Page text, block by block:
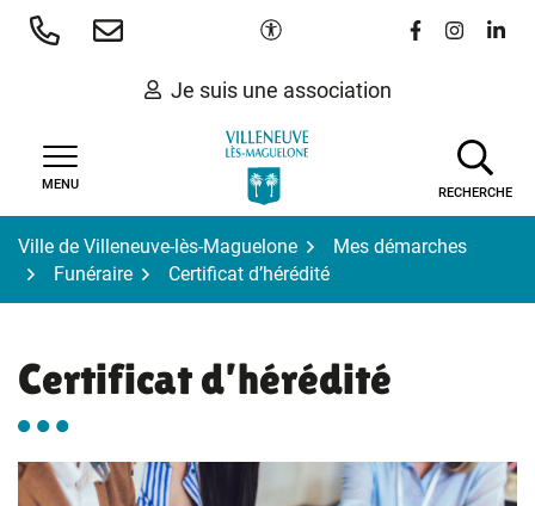
Aller
Paramètres d'accessibilité
Lien vers le
Lien vers
Lien
Je suis une association
MENU
RECHERCHE
Ville de Villeneuve-lès-Maguelone
Mes démarches
Funéraire
Certificat d’hérédité
Certificat d’hérédité